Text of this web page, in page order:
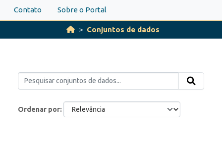
Contato Sobre o Portal
Conjuntos de dados
Ordenar por